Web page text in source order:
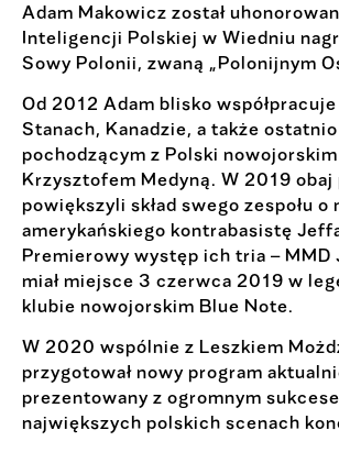
Adam Makowicz został
Inteligencji Polskiej w Wiedniu
Sowy Polonii, zwaną „Polonijnym
Od 2012 Adam blisko
Stanach, Kanadzie, a także
pochodzącym z Polski
Krzysztofem Medyną. W 2019 obaj
powiększyli skład swego zespołu o
amerykańskiego kontrabasistę
Premierowy występ ich tria – MMD
miał miejsce 3 czerwca 2019 w
klubie nowojorskim Blue Note.
W 2020 wspólnie z Leszkiem
przygotował nowy program
prezentowany z ogromnym
największych polskich scenach